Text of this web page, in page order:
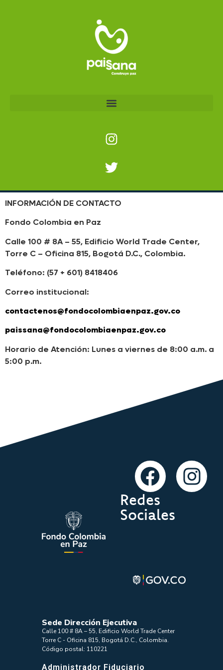
INFORMACIÓN DE CONTACTO
Fondo Colombia en Paz
Calle 100 # 8A – 55, Edificio World Trade Center,
Torre C – Oficina 815, Bogotá D.C., Colombia.
Teléfono: (57 + 601) 8418406
Correo institucional:
contactenos@fondocolombiaenpaz.gov.co
paissana@fondocolombiaenpaz.gov.co
Horario de Atención: Lunes a viernes de 8:00 a.m. a
5:00 p.m.
Redes
Sociales
Sede Dirección Ejecutiva
Calle 100 # 8A – 55, Edificio World Trade Center
Torre C - Oficina 815, Bogotá D.C., Colombia.
Código postal: 110221
Administrador Fiduciario